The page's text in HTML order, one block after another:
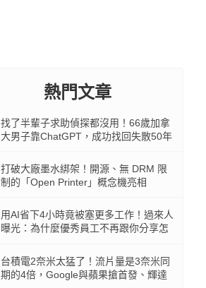
熱門文章
找了半輩子求助偵探都沒用！66歲加拿
大男子靠ChatGPT，成功找回失散50年
打破大廠墨水綁架！開源、無 DRM 限
制的「Open Printer」概念機亮相
用AI省下4小時竟被塞更多工作！過來人
曝光：為什麼優秀員工不再跟你分享怎
台積電2奈米太猛了！流片量是3奈米同
期的4倍，Google與蘋果搶首發、輝達